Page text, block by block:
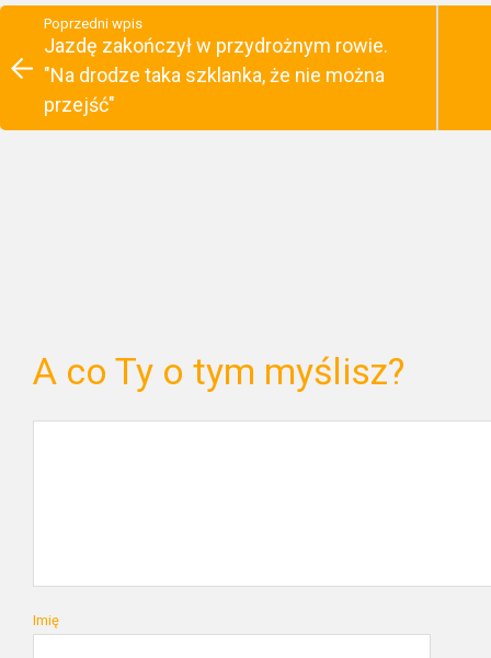
Poprzedni wpis
Jazdę zakończył w przydrożnym rowie.
"Na drodze taka szklanka, że nie można
przejść"
A co Ty o tym myślisz?
Imię